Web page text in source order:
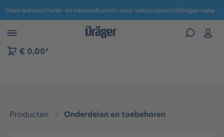
naar navigatie B2B-platform Geen administratie- en verzendkosten voor webshopbestellingen vanaf € 100,-.
€ 0,00*
Producten Onderdelen en toebehoren